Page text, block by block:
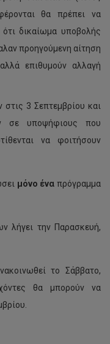
θα πρέπει να
δικαίωμα υποβολής
προηγούμενη αίτηση
επιθυμούν αλλαγή
3 Σεπτεμβρίου και
σε υποψήφιους που
να φοιτήσουν
μόνο ένα πρόγραμμα
λήγει την Παρασκευή,
το Σάββατο,
θα μπορούν να